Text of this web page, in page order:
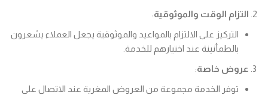
التزام الوقت والموثوقية:
التركيز على الالتزام بالمواعيد والموثوقية يجعل العملاء يشعرون
بالطمأنينة عند اختيارهم للخدمة.
عروض خاصة:
توفر الخدمة مجموعة من العروض المغرية عند الاتصال على